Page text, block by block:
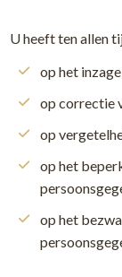
U heeft ten allen
op het
op correctie
op
op het
op het